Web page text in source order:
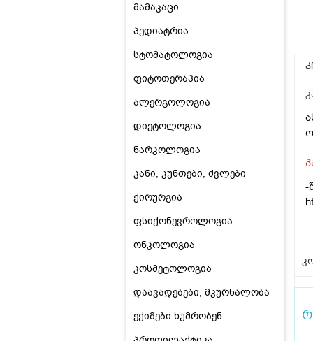
მამაკაცი
პედიატრია
სტომატოლოგია
ფიტოთერაპია
ალერგოლოგია
დიეტოლოგია
ნარკოლოგია
კანი, კუნთები, ძვლები
ქირურგია
ფსიქონევროლოგია
ონკოლოგია
კოსმეტოლოგია
დაავადებები, მკურნალობა
ექიმები ხუმრობენ
-